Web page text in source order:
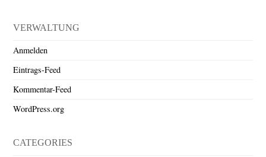
VERWALTUNG
Anmelden
Eintrags-Feed
Kommentar-Feed
WordPress.org
CATEGORIES